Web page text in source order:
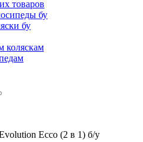
товаров
бу
бу
коляскам
Ecco (2 в 1) б/у